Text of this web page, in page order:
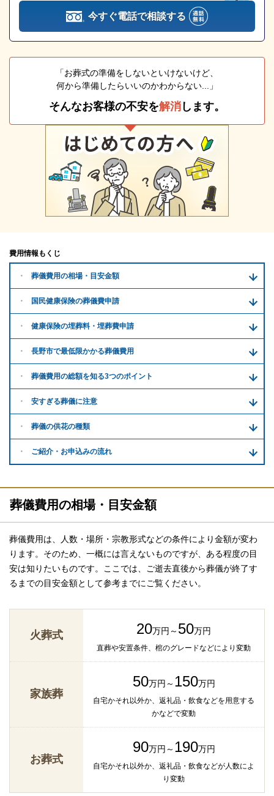
今すぐ電話で相談する
「お葬式の準備をしないといけないけど、
何から準備したらいいのかわからない...」
そんなお客様の不安を解消 します。
費用情報もくじ
葬儀費用の相場・目安金額
国民健康保険の葬儀費申請
健康保険の埋葬料・ 埋葬費申請
長野市で最低限かかる葬儀費用
葬儀費用の総額を知る3つのポイント
安すぎる葬儀に注意
葬儀の供花の種類
ご紹介・ お申込みの流れ
葬儀費用の相場・目安金額
葬儀費用は、人数・場所・宗教形式などの条件により金額が変わ
ります。そのため、一概には言えないものですが、ある程度の目
安は知りたいものです。ここでは、ご逝去直後から葬儀が終了す
るまでの目安金額として参考までにご覧ください。
火葬式 20万円～ 50万円
直葬や安置条件、棺のグレードなどにより変動
家族葬
50万円～ 150万円
自宅かそれ以外か、返礼品・飲食などを用意する
かなどで変動
お葬式
90万円～ 190万円
自宅かそれ以外か、返礼品・飲食などが人数によ
り変動